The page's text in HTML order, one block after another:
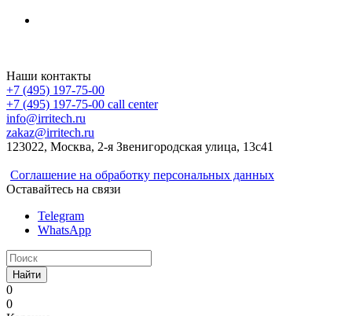
Наши контакты
+7 (495) 197-75-00
+7 (495) 197-75-00 call center
info@irritech.ru
zakaz@irritech.ru
123022, Москва, 2-я Звенигородская улица, 13с41
Соглашение на обработку персональных данных
Оставайтесь на связи
Telegram
WhatsApp
Найти
0
0